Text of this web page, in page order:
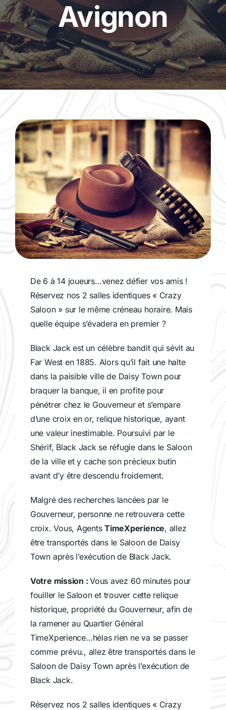
Avignon
De 6 à 14 joueurs…venez défier vos amis !
Réservez nos 2 salles identiques « Crazy
Saloon » sur le même créneau horaire. Mais
quelle équipe s’évadera en premier ?
Black Jack est un célèbre bandit qui sévit au
Far West en 1885. Alors qu’il fait une halte
dans la paisible ville de Daisy Town pour
braquer la banque, il en profite pour
pénétrer chez le Gouverneur et s’empare
d’une croix en or, relique historique, ayant
une valeur inestimable. Poursuivi par le
Shérif, Black Jack se réfugie dans le Saloon
de la ville et y cache son précieux butin
avant d’y être descendu froidement.
Malgré des recherches lancées par le
Gouverneur, personne ne retrouvera cette
croix. Vous, AgentsTimeXperience, allez
être transportés dans le Saloon de Daisy
Town après l’exécution de Black Jack.
Votre mission :Vous avez 60 minutes pour
fouiller le Saloon et trouver cette relique
historique, propriété du Gouverneur, afin de
la ramener au Quartier Général
TimeXperience…hélas rien ne va se passer
comme prévu., allez être transportés dans le
Saloon de Daisy Town après l’exécution de
Black Jack.
Réservez nos 2 salles identiques « Crazy